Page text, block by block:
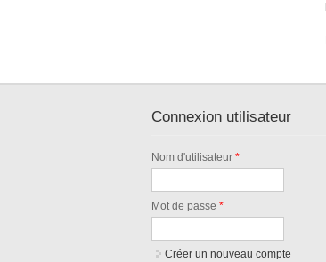
Connexion utilisateur
Nom d'utilisateur*
Mot de passe*
Créer un nouveau compte